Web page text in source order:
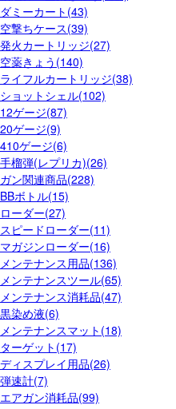
ダミーカート(43)
空撃ちケース(39)
発火カートリッジ(27)
空薬きょう(140)
ライフルカートリッジ(38)
ショットシェル(102)
12ゲージ(87)
20ゲージ(9)
410ゲージ(6)
手榴弾(レプリカ)(26)
ガン関連商品(228)
BBボトル(15)
ローダー(27)
スピードローダー(11)
マガジンローダー(16)
メンテナンス用品(136)
メンテナンスツール(65)
メンテナンス消耗品(47)
黒染め液(6)
メンテナンスマット(18)
ターゲット(17)
ディスプレイ用品(26)
弾速計(7)
エアガン消耗品(99)